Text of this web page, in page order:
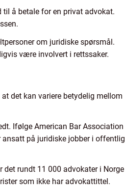
til å betale for en privat advokat.
om juridiske spørsmål.
være involvert i rettssaker.
det kan variere betydelig mellom
Ifølge American Bar Association
ansatt på juridiske jobber i offentlig
det rundt 11 000 advokater i Norge
som ikke har advokattittel.